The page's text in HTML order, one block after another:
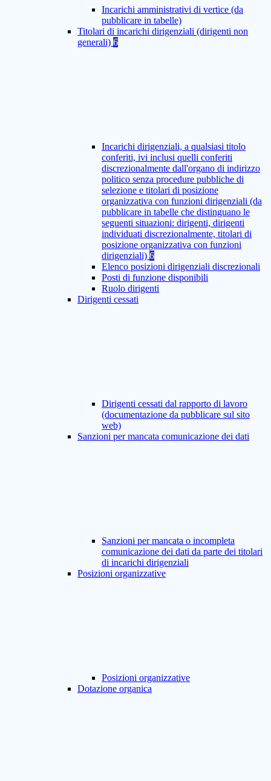
Incarichi amministrativi di vertice (da
pubblicare in tabelle)
Titolari di incarichi dirigenziali (dirigenti non
generali) 6
Incarichi dirigenziali, a qualsiasi titolo
conferiti, ivi inclusi quelli conferiti
discrezionalmente dall'organo di indirizzo
politico senza procedure pubbliche di
selezione e titolari di posizione
organizzativa con funzioni dirigenziali (da
pubblicare in tabelle che distinguano le
seguenti situazioni: dirigenti, dirigenti
individuati discrezionalmente, titolari di
posizione organizzativa con funzioni
dirigenziali) 6
Elenco posizioni dirigenziali discrezionali
Posti di funzione disponibili
Ruolo dirigenti
Dirigenti cessati
Dirigenti cessati dal rapporto di lavoro
(documentazione da pubblicare sul sito
web)
Sanzioni per mancata comunicazione dei dati
Sanzioni per mancata o incompleta
comunicazione dei dati da parte dei titolari
di incarichi dirigenziali
Posizioni organizzative
Posizioni organizzative
Dotazione organica